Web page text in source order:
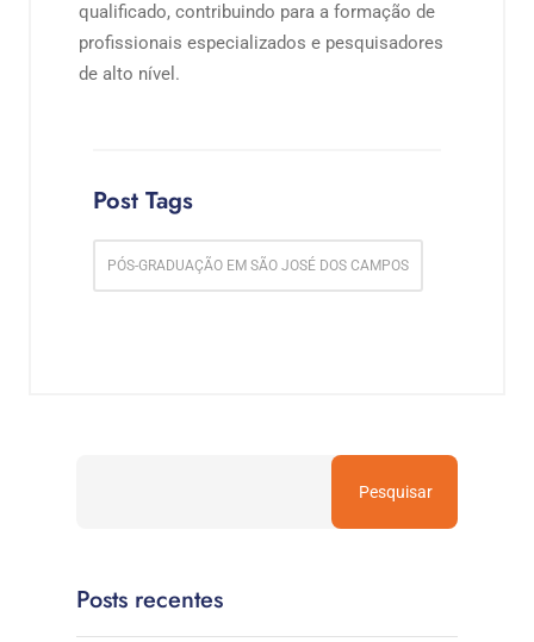
qualificado, contribuindo para a formação de
profissionais especializados e pesquisadores
de alto nível.
Post Tags
PÓS-GRADUAÇÃO EM SÃO JOSÉ DOS CAMPOS
Pesquisar
Posts recentes